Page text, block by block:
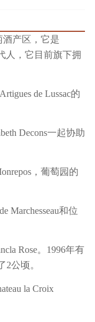
酒产区，它是
人，它目前旗下拥
de Lussac的
Decons一起协助
，葡萄园的
Marchesseau和位
Rose。1996年有
2公顷。
la Croix